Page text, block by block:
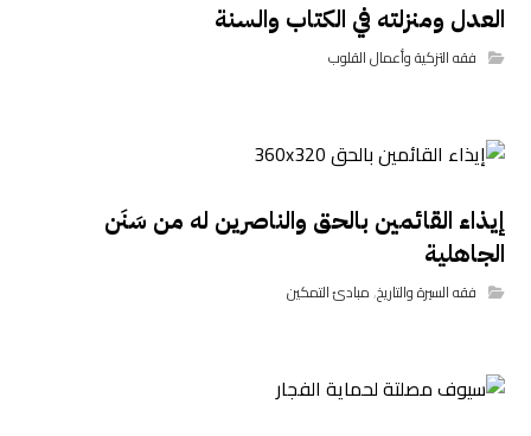
العدل ومنزلته في الكتاب والسنة
فقه التزكية وأعمال القلوب
إيذاء القائمين بالحق والناصرين له من سَنَن
الجاهلية
فقه السيرة والتاريخ,مبادئ التمكين